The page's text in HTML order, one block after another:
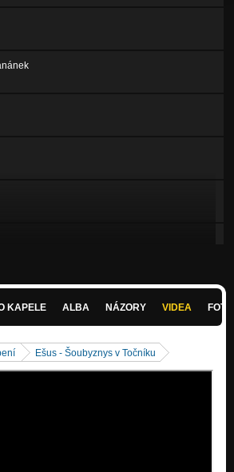
KAPELE ALBA NÁZORY VIDEA
Ešus - Šoubyznys v Točníku